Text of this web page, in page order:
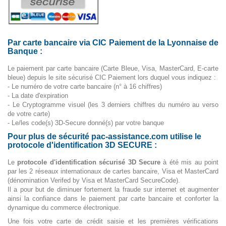
Par carte bancaire via CIC Paiement de la Lyonnaise de
Banque :
Le paiement par carte bancaire (Carte Bleue, Visa, MasterCard, E-carte
bleue) depuis le site sécurisé CIC Paiement lors duquel vous indiquez :
- Le numéro de votre carte bancaire (n° à 16 chiffres)
- La date d'expiration
- Le Cryptogramme visuel (les 3 derniers chiffres du numéro au verso
de votre carte)
- Le/les code(s) 3D-Secure donné(s) par votre banque
Pour plus de sécurité pac-assistance.com utilise le
protocole d'identification 3D SECURE :
Le protocole d'identification sécurisé 3D Secure à été mis au point
par les 2 réseaux internationaux de cartes bancaire, Visa et MasterCard
(dénomination Verifed by Visa et MasterCard SecureCode).
Il a pour but de diminuer fortement la fraude sur internet et augmenter
ainsi la confiance dans le paiement par carte bancaire et conforter la
dynamique du commerce électronique.
Une fois votre carte de crédit saisie et les premières vérifications